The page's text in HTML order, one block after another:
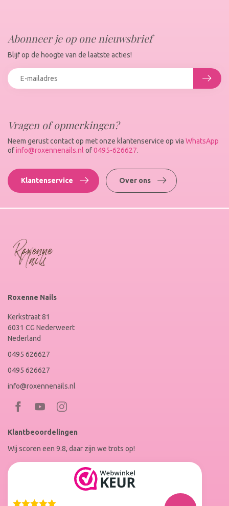
Vragen of opmerkingen?
Neem gerust contact op met onze klantenservice op via WhatsApp
ofinfo@roxennenails.nl of0495-626627.
Klantenservice Over ons
Abonneer je op one nieuwsbrief
Blijf op de hoogte van de laatste acties!
Roxenne Nails
Kerkstraat 81
6031 CG Nederweert
Nederland
0495 626627
0495 626627
info@roxennenails.nl
Bezoek
Facebook
op
Instagram
Klantbeoordelingen
Wij scoren een 9.8, daar zijn we trots op!